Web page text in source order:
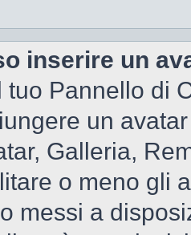
inserire un
tuo Pannello di
un
Galleria,
o meno gli
messi a